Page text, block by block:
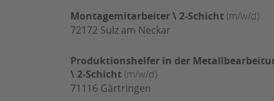
Montagemitarbeiter \ 2-Schicht (m/w/d)
72172 Sulz am Neckar
Produktionshelfer in der
\ 2-Schicht (m/w/d)
71116 Gärtringen